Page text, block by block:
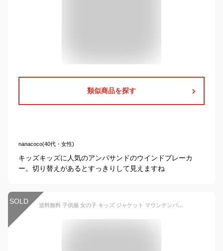
類似商品を探す
nanacoco(40代・女性)
キッズキッズに人気のアンパサンドのウインドブレーカ
ー。切り替えがあるとすっきりして見えますね
SOLD 送料無料 子供服 女の子 キッズ ジャケット マウンテンパーカー アウター 女の子 ジャンパー ウインドブレーカー 110cm 120cm 130cm 140cm 150cm 160cm